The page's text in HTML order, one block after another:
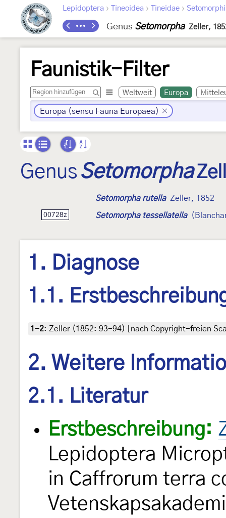
Lepidoptera › Tineoidea › Tineidae ›
Genus Setomorpha Zeller,
Faunistik-Filter
Weltweit Europa
Europa (sensu Fauna Europaea)
Genus Setomorpha
Setomorpha rutella Zeller, 1852
00728z Setomorpha tessellatella
1. Diagnose
1.1.
1-2: Zeller (1852: 93-94) [nach Copyright-freien
2. Weitere
2.1. Literatur
Erstbeschreibung:
Lepidoptera
in Caffrorum terra